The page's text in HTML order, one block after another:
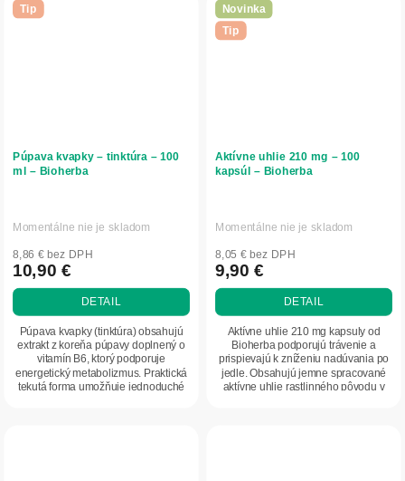
Tip
Púpava kvapky – tinktúra – 100
ml – Bioherba
Momentálne nie je skladom
8,86 € bez DPH
10,90 €
DETAIL
Púpava kvapky (tinktúra) obsahujú
extrakt z koreňa púpavy doplnený o
vitamín B6, ktorý podporuje
energetický metabolizmus. Praktická
tekutá forma umožňuje jednoduché
Novinka
Tip
Aktívne uhlie 210 mg – 100
kapsúl – Bioherba
Momentálne nie je skladom
8,05 € bez DPH
9,90 €
DETAIL
Aktívne uhlie 210 mg kapsuly od
Bioherba podporujú trávenie a
prispievajú k zníženiu nadúvania po
jedle. Obsahujú jemne spracované
aktívne uhlie rastlinného pôvodu v